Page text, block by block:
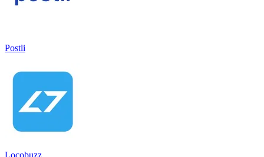
Postli
Locobuzz